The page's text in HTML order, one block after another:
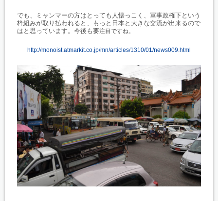
でも、ミャンマーの方はとっても人懐っこく、軍事政権下という
枠組みが取り払われると、もっと日本と大きな交流が出来るので
はと思っています。今後も要注目ですね。
http://monoist.atmarkit.co.jp/mn/articles/1310/01/news009.html